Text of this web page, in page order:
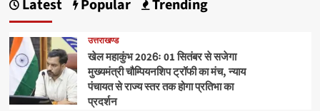
Latest Popular Trending
उत्तराखण्ड
खेल महाकुंभ 2026ः 01 सितंबर से सजेगा
मुख्यमंत्री चौम्पियनशिप ट्रॉफी का मंच, न्याय
पंचायत से राज्य स्तर तक होगा प्रतिभा का
प्रदर्शन